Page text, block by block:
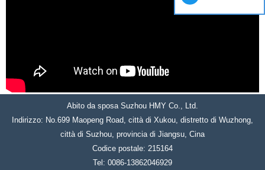
Abito da sposa Suzhou HMY Co., Ltd.
Indirizzo: No.699 Maopeng Road, città di Xukou, distretto di Wuzhong,
città di Suzhou, provincia di Jiangsu, Cina
Codice postale: 215164
Tel: 0086-13862046929